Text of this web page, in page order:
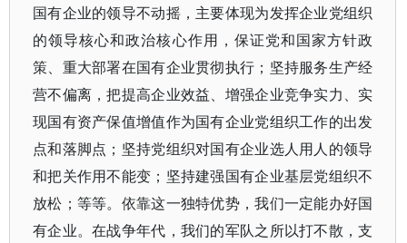
国有企业的领导不动摇，主要体现为发挥企业党组织
的领导核心和政治核心作用，保证党和国家方针政
策、重大部署在国有企业贯彻执行；坚持服务生产经
营不偏离，把提高企业效益、增强企业竞争实力、实
现国有资产保值增值作为国有企业党组织工作的出发
点和落脚点；坚持党组织对国有企业选人用人的领导
和把关作用不能变；坚持建强国有企业基层党组织不
放松；等等。依靠这一独特优势，我们一定能办好国
有企业。在战争年代，我们的军队之所以打不散，支